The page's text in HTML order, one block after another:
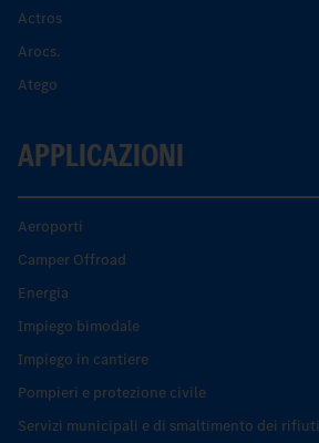
Actros
Arocs.
Atego
APPLICAZIONI
Aeroporti
Camper Offroad
Energia
Impiego bimodale
Impiego in cantiere
Pompieri e protezione civile
Servizi municipali e di smaltimento dei rifiuti